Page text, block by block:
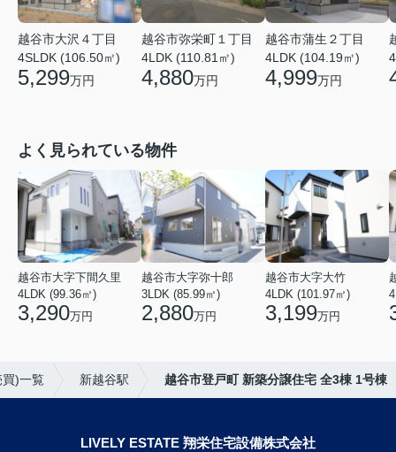
越谷市大沢４丁目
4SLDK (106.50㎡)
5,299万円
越谷市弥栄町１丁目
4LDK (110.81㎡)
4,880万円
越谷市蒲生２丁目
4LDK (104.19㎡)
4,999万円
よく見られている物件
越谷市大字下間久里
4LDK (99.36㎡)
3,290万円
越谷市大字弥十郎
3LDK (85.99㎡)
2,880万円
越谷市大字大竹
4LDK (101.97㎡)
3,199万円
)一覧 新越谷駅 越谷市登戸町 新築分譲住宅 全3棟 1号棟
LIVELY ESTATE 翔栄住宅設備株式会社